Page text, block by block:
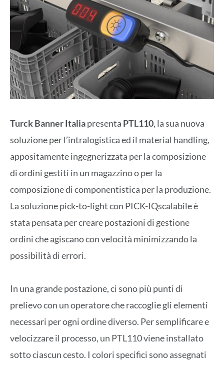
Turck Banner Italiapresenta PTL110, la sua nuova
soluzione per l’intralogistica ed il material handling,
appositamente ingegnerizzata per la composizione
di ordini gestiti in un magazzino o per la
composizione di componentistica per la produzione.
La soluzione pick-to-light con PICK-IQscalabile è
stata pensata per creare postazioni di gestione
ordini che agiscano con velocità minimizzando la
possibilità di errori.
In una grande postazione, ci sono più punti di
prelievo con un operatore che raccoglie gli elementi
necessari per ogni ordine diverso. Per semplificare e
velocizzare il processo, un PTL110 viene installato
sotto ciascun cesto. I colori specifici sono assegnati